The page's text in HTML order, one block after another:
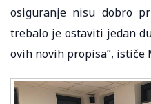
osiguranje nisu dobro
trebalo je ostaviti jedan
ovih novih propisa”, ističe